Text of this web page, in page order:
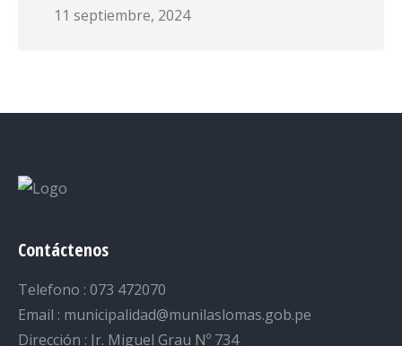
11 septiembre, 2024
Contáctenos
Telefono : 073 472070
Email : municipalidad@munilaslomas.gob.pe
Dirección : Jr. Miguel Grau Nº 734